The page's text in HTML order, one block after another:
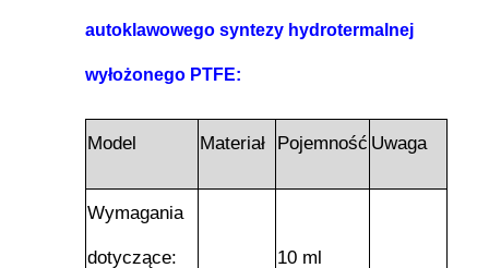
autoklawowego syntezy hydrotermalnej
wyłożonego PTFE:
Model Materiał Pojemność Uwaga
Wymagania
dotyczące: 10 ml